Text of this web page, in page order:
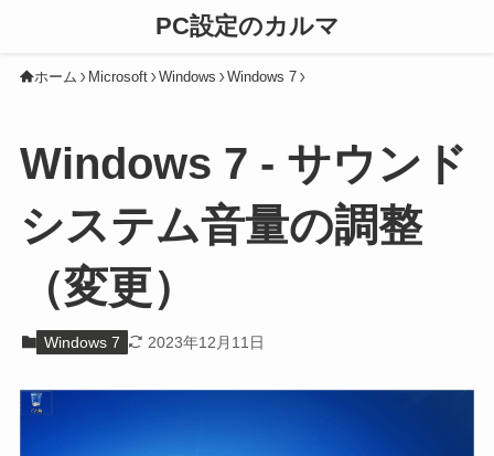
PC設定のカルマ
ホーム Microsoft Windows Windows 7
Windows 7 - サウンド
システム音量の調整
（変更）
Windows 7 2023年12月11日